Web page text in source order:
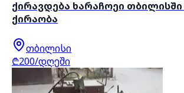
ქირავდება ხარაჩოეი
ქირაობა
თბილისი
₾200/დღეში